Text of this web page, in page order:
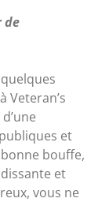
de
Veteran’s
et
bouffe,
et
vous ne